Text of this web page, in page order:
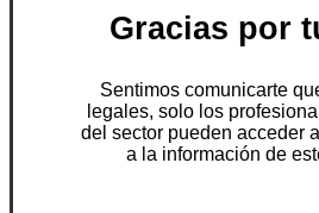
Gracias por
Sentimos comunicarte
legales, solo los
del sector pueden acceder
a la información de